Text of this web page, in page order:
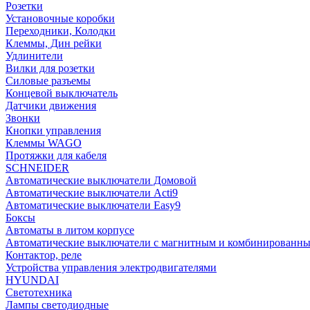
Розетки
Установочные коробки
Переходники, Колодки
Клеммы, Дин рейки
Удлинители
Вилки для розетки
Силовые разъемы
Концевой выключатель
Датчики движения
Звонки
Кнопки управления
Клеммы WAGO
Протяжки для кабеля
SCHNEIDER
Автоматические выключатели Домовой
Автоматические выключатели Acti9
Автоматические выключатели Easy9
Боксы
Автоматы в литом корпусе
Автоматические выключатели с магнитным и
Контактор, реле
Устройства управления электродвигателями
HYUNDAI
Светотехника
Лампы светодиодные